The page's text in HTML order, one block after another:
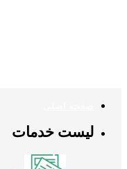
لیست خدمات